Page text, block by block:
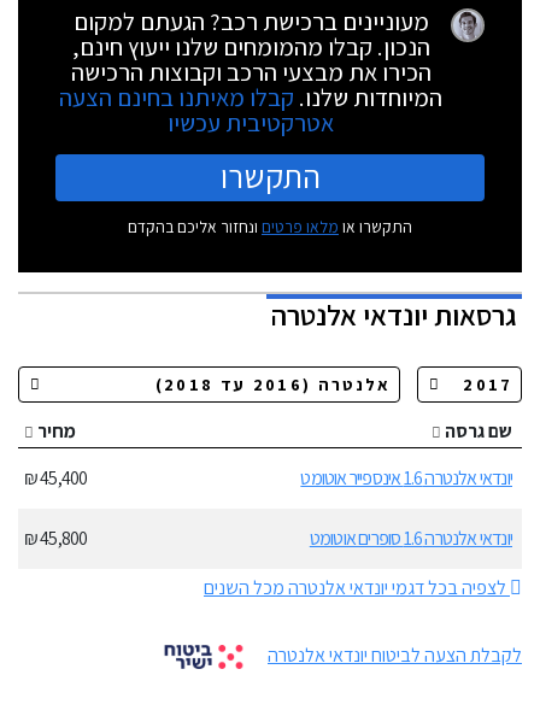
מעוניינים ברכישת רכב? הגעתם למקום
הנכון. קבלו מהמומחים שלנו ייעוץ חינם,
הכירו את מבצעי הרכב וקבוצות הרכישה
המיוחדות שלנו. קבלו מאיתנו בחינם הצעה
אטרקטיבית עכשיו
התקשרו
התקשרו או מלאו פרטים ונחזור אליכם בהקדם
גרסאותיונדאי אלנטרה
שם גרסה
מחיר
יונדאי אלנטרה 1.6 אינספייר אוטומט
45,400 ₪
יונדאי אלנטרה 1.6 סופרים אוטומט
45,800 ₪
לצפיה בכל דגמי יונדאי אלנטרה מכל השנים
לקבלת הצעה לביטוח יונדאי אלנטרה